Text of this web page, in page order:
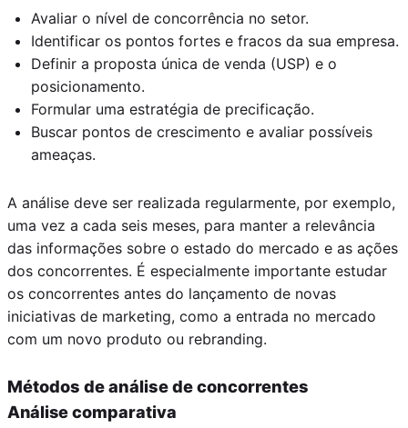
Avaliar o nível de concorrência no setor.
Identificar os pontos fortes e fracos da sua empresa.
Definir a proposta única de venda (USP) e o
posicionamento.
Formular uma estratégia de precificação.
Buscar pontos de crescimento e avaliar possíveis
ameaças.
A análise deve ser realizada regularmente, por exemplo,
uma vez a cada seis meses, para manter a relevância
das informações sobre o estado do mercado e as ações
dos concorrentes. É especialmente importante estudar
os concorrentes antes do lançamento de novas
iniciativas de marketing, como a entrada no mercado
com um novo produto ou rebranding.
Métodos de análise de concorrentes
Análise comparativa